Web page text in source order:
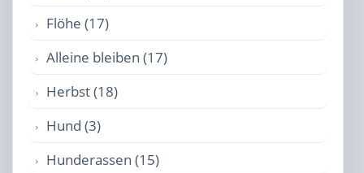
Flöhe (17)
Alleine bleiben (17)
Herbst (18)
Hund (3)
Hunderassen (15)